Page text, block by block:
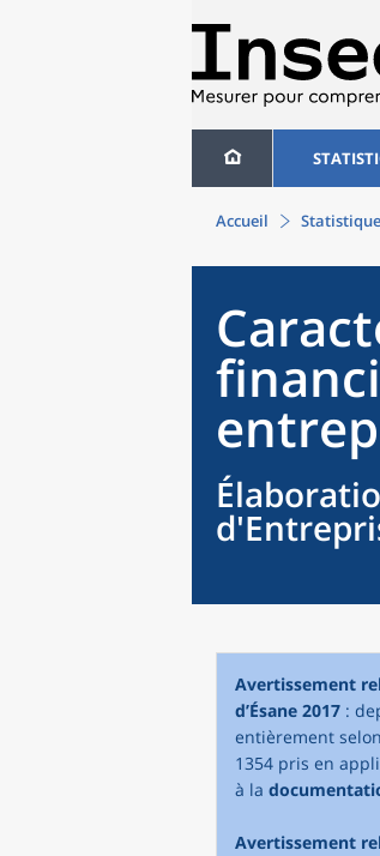
Accueil
Avertissement
d’Ésane 2017 :
entièrement
1354 pris en
à la
Avertissement